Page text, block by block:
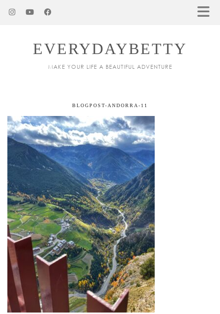
EVERYDAYBETTY
MAKE YOUR LIFE A BEAUTIFUL ADVENTURE
BLOGPOST-ANDORRA-11